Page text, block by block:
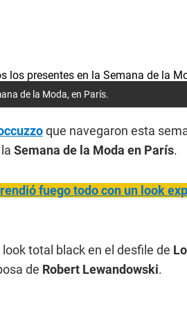
de la Moda, en París.
que navegaron esta
Semana de la Moda en París.
fuego todo con un look
total black en el desfile de
de Robert Lewandowski.